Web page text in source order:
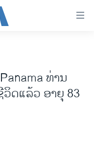
ທ່ານ
ວິດແລ້ວ ອາຍຸ 83